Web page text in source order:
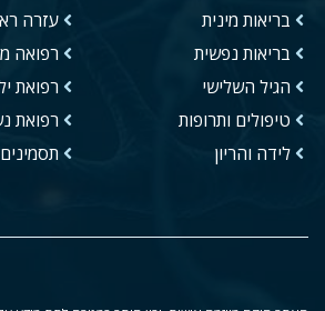
בריאות מינית
בריאות נפשית
הגיל השלישי
טיפולים ותרופות
לידה והריון
עזרה
רפואה
רפואת
רפואת